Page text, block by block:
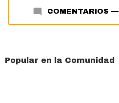
COMENTARIOS —
Popular en la Comunidad